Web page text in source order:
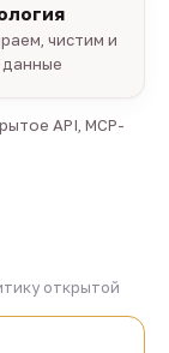
чистим и
данные
API, MCP-
открытой